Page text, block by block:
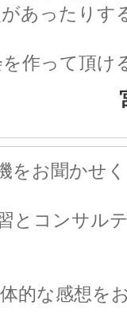
あったりす
作って頂け
をお聞かせ
とコンサル
的な感想を